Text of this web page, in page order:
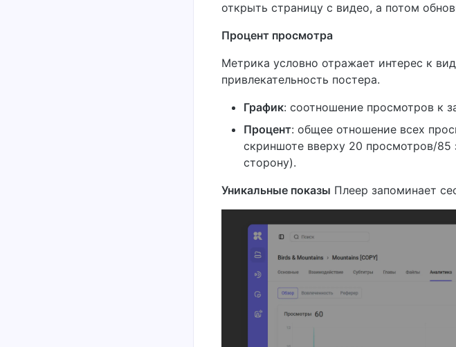
открыть страницу с видео, а потом
Процент просмотра
Метрика условно отражает интерес к
привлекательность постера.
График: соотношение просмотров к
Процент: общее отношение всех
скриншоте вверху 20 просмотров/85
сторону).
Уникальные показы Плеер запоминает